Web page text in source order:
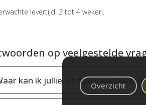
levertijd: 2 tot 4 weken.
op veelgestelde
kan ik jullie woonwinkels
Overzicht